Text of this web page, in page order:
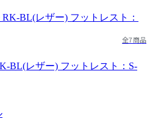
全7商品
BL(レザー) フットレスト：S-